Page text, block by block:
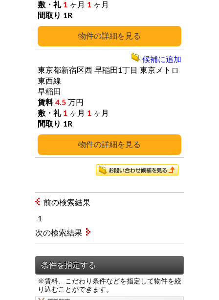
※賃料、こだわり条件などを指定して物件を絞
り込むことができます。
詳細
1 ヶ月 1 ヶ月
1R
詳細
東京都新宿区西 早稲田1丁目 東京メトロ
東西線
早稲田
4.5 万円
1 ヶ月 1 ヶ月
1R
候補に追加
前の検索結果
1